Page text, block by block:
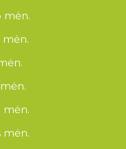
mėn.
mėn.
mėn.
mėn.